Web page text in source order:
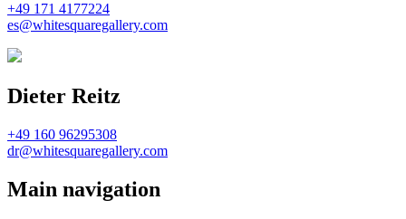
+49 171 4177224
es@whitesquaregallery.com
Dieter Reitz
+49 160 96295308
dr@whitesquaregallery.com
Main navigation